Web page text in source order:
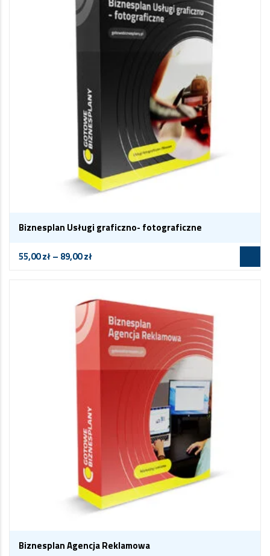
Biznesplan Usługi graficzno- fotograficzne
55,00zł– 89,00zł
Biznesplan Agencja Reklamowa